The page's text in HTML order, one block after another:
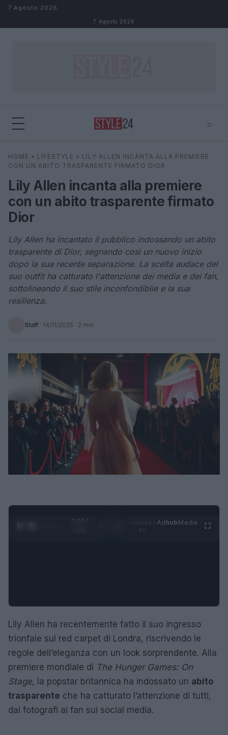
Salta al contenuto
7 Agosto 2026
7 Agosto 2026
⌕
Cerca ⌕ ×
HOME » LIFESTYLE » LILY ALLEN INCANTA ALLA PREMIERE
CON UN ABITO TRASPARENTE FIRMATO DIOR
Lily Allen incanta alla premiere
con un abito trasparente firmato
Dior
Lily Allen ha incantato il pubblico indossando un abito
trasparente di Dior, segnando così un nuovo inizio
dopo la sua recente separazione. La scelta audace del
suo outfit ha catturato l'attenzione dei media e dei fan,
sottolineando il suo stile inconfondibile e la sua
resilienza.
Staff · 14/11/2025 · 2 min
0:28 /
AdhubMedia
Lily Allen ha recentemente fatto il suo ingresso
trionfale sul red carpet di Londra, riscrivendo le
regole dell’eleganza con un look sorprendente. Alla
premiere mondiale di The Hunger Games: On
Stage, la popstar britannica ha indossato un abito
trasparente che ha catturato l’attenzione di tutti,
dai fotografi ai fan sui social media.